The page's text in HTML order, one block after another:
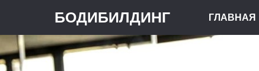
БОДИБИЛДИНГ ГЛАВНАЯ